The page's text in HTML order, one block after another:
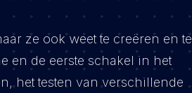
ze ook weet te creëren en te
en de eerste schakel in het
het testen van verschillende